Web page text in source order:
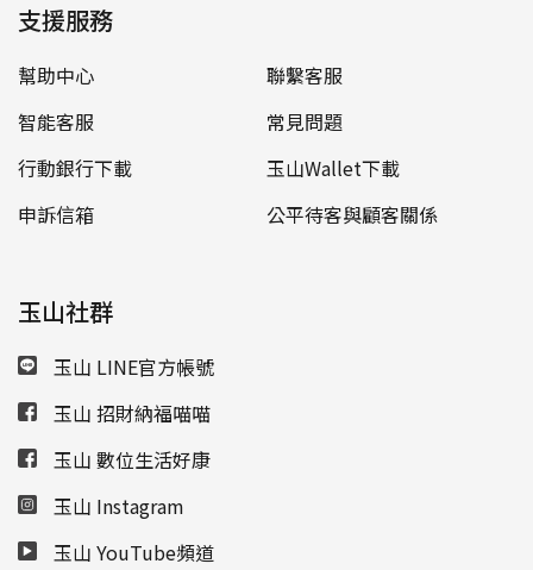
支援服務
幫助中心
聯繫客服
智能客服
常見問題
行動銀行下載
玉山Wallet下載
申訴信箱
公平待客與顧客關係
玉山社群
玉山 LINE官方帳號
玉山 招財納福喵喵
玉山 數位生活好康
玉山 Instagram
玉山 YouTube頻道